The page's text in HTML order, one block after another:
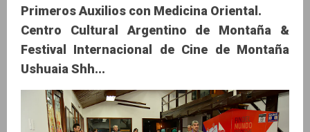
Primeros Auxilios con Medicina Oriental.
Centro Cultural Argentino de Montaña &
Festival Internacional de Cine de Montaña
Ushuaia Shh...